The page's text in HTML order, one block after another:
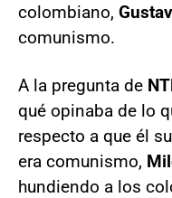
colombiano,
comunismo.
A la pregunta de
qué opinaba de lo
respecto a que él
era comunismo,
hundiendo a los